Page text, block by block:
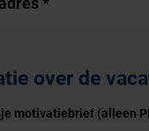
over de
motivatiebrief (alleen